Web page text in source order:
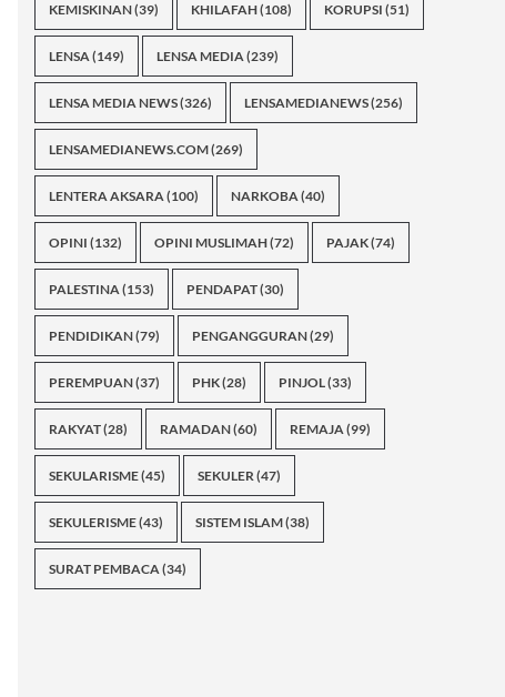
KEMISKINAN(39) KHILAFAH(108) KORUPSI (51)
LENSA(149) LENSA MEDIA(239)
LENSA MEDIA NEWS(326) LENSAMEDIANEWS(256)
LENSAMEDIANEWS.COM(269)
LENTERA AKSARA(100) NARKOBA(40)
OPINI (132) OPINI MUSLIMAH(72) PAJAK(74)
PALESTINA(153) PENDAPAT(30)
PENDIDIKAN(79) PENGANGGURAN(29)
PEREMPUAN(37) PHK(28) PINJOL(33)
RAKYAT(28) RAMADAN(60) REMAJA(99)
SEKULARISME(45) SEKULER(47)
SEKULERISME(43) SISTEM ISLAM(38)
SURAT PEMBACA(34)